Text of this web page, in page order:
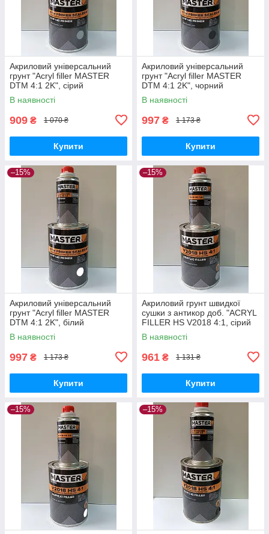
Акриловий універсальний
грунт "Acryl filler MASTER
DTM 4:1 2K", сірий
(0,80л+0,20л), TROTON
Master
В наявності
909 ₴ 1 070 ₴
Купити
Акриловий універсальний
грунт "Acryl filler MASTER
DTM 4:1 2K", чорний
(0,80л+0,20л), TROTON
Master
В наявності
997 ₴ 1 173 ₴
Купити
–15%
Акриловий універсальний
грунт "Acryl filler MASTER
DTM 4:1 2K", білий
(0,80л+0,20л), TROTON
Master
В наявності
997 ₴ 1 173 ₴
Купити
–15%
Акриловий грунт швидкої
сушки з антикор доб. "ACRYL
FILLER HS V2018 4:1, сірий
Anticorrosive Rapid Drying"
TROTON Master
В наявності
961 ₴ 1 131 ₴
Купити
–15% –15%